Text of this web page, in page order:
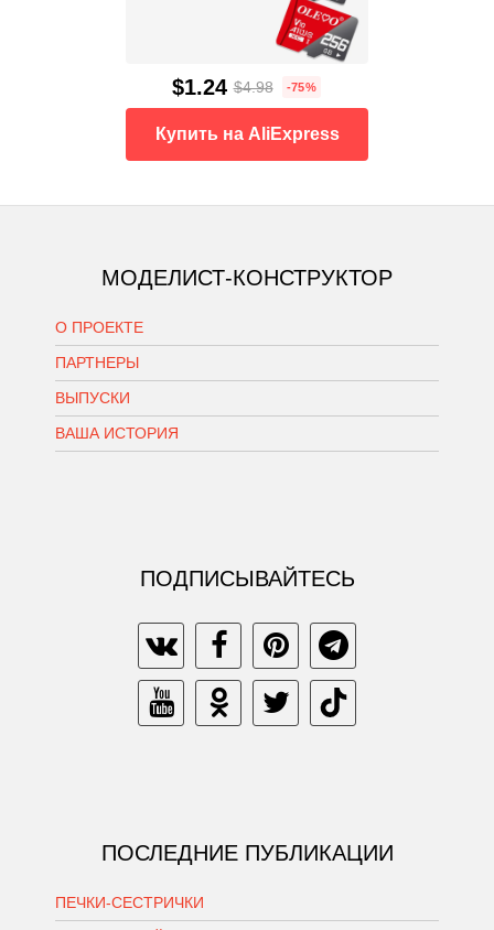
$1.24 $4.98 -75%
Купить на AliExpress
МОДЕЛИСТ-КОНСТРУКТОР
О ПРОЕКТЕ
ПАРТНЕРЫ
ВЫПУСКИ
ВАША ИСТОРИЯ
ПОДПИСЫВАЙТЕСЬ
ПОСЛЕДНИЕ ПУБЛИКАЦИИ
ПЕЧКИ-СЕСТРИЧКИ